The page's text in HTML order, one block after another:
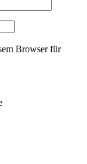
Browser für